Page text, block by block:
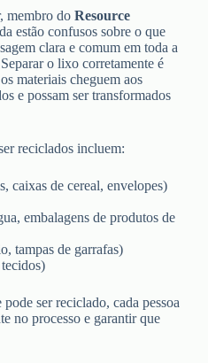
membro doResource
estão confusos sobre o que
clara e comum em toda a
o lixo corretamente é
materiais cheguem aos
e possam ser transformados
reciclados incluem:
caixas de cereal, envelopes)
embalagens de produtos de
tampas de garrafas)
ser reciclado, cada pessoa
no processo e garantir que